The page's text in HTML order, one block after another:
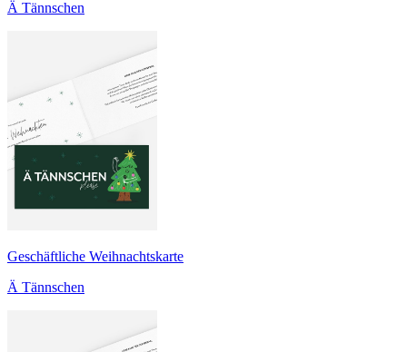
Ä Tännschen
Geschäftliche Weihnachtskarte
Ä Tännschen